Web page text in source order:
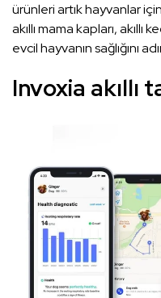
ürünleri artık hayvanlar
akıllı mama kapları,
evcil hayvanın sağlığını
Invoxia akıllı